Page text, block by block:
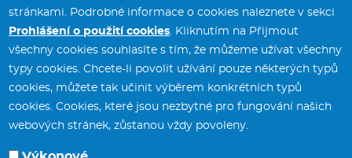
Městský úřad Svitavy
T. G. Masaryka 5/35
568 02 Svitavy
tel.: 461 550 211
fax:461 532 141
stránkami. Podrobné informace o cookies naleznete v sekci
Prohlášení o použití cookies. Kliknutím na Přijmout
všechny cookies souhlasíte s tím, že můžeme užívat všechny
typy cookies. Chcete-li povolit užívání pouze některých typů
cookies, můžete tak učinit výběrem konkrétních typů
cookies. Cookies, které jsou nezbytné pro fungování našich
webových stránek, zůstanou vždy povoleny.